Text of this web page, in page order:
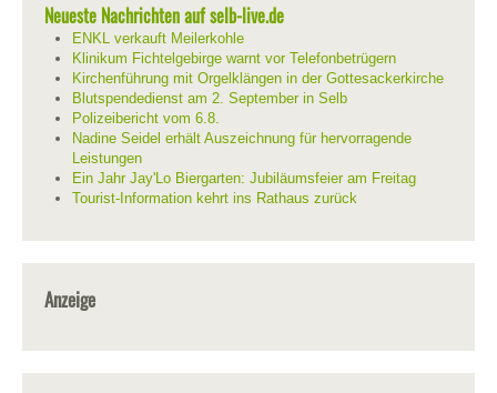
Neueste Nachrichten auf selb-live.de
ENKL verkauft Meilerkohle
Klinikum Fichtelgebirge warnt vor Telefonbetrügern
Kirchenführung mit Orgelklängen in der Gottesackerkirche
Blutspendedienst am 2. September in Selb
Polizeibericht vom 6.8.
Nadine Seidel erhält Auszeichnung für hervorragende
Leistungen
Ein Jahr Jay'Lo Biergarten: Jubiläumsfeier am Freitag
Tourist-Information kehrt ins Rathaus zurück
Anzeige